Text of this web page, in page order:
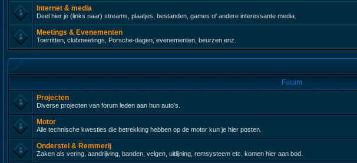
Internet & media
Deel hier je (links naar) streams, plaatjes, bestanden, games of andere interessante media.
Meetings & Evenementen
Toerritten, clubmeetings, Porsche-dagen, evenementen, beurzen enz.
Forum
Projecten
Diverse projecten van forum leden aan hun auto's.
Motor
Alle technische kwesties die betrekking hebben op de motor kun je hier posten.
Onderstel & Remmerij
Zaken als vering, aandrijving, banden, velgen, uitlijning, remsysteem etc. komen hier aan bod.